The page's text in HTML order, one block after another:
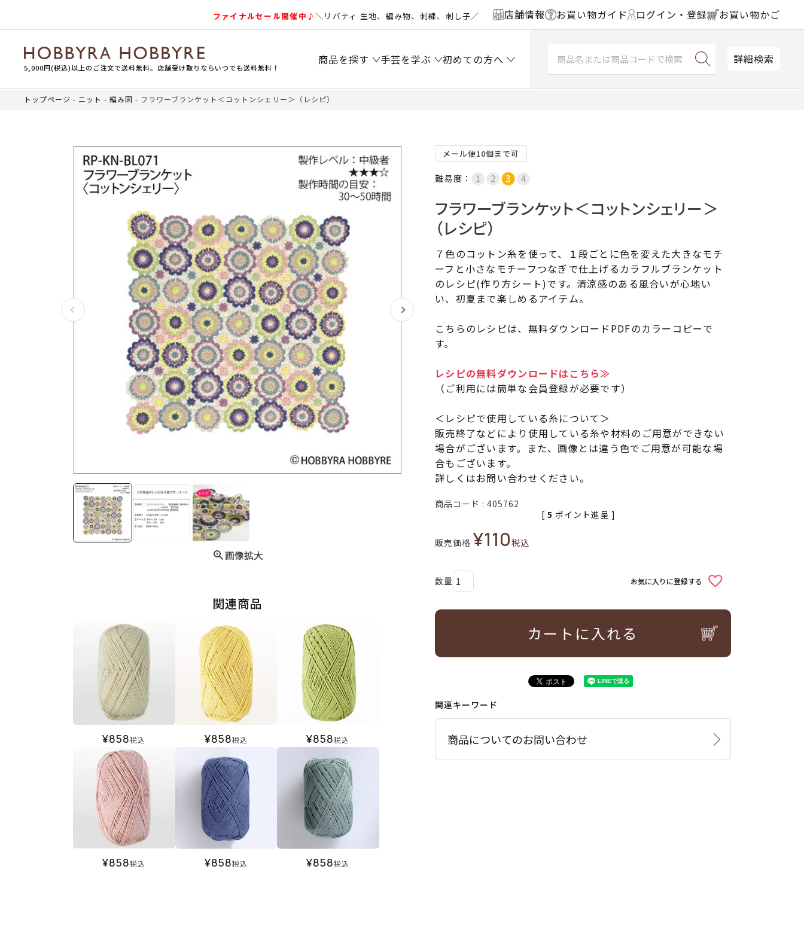
ファイナルセール開催中♪＼リバティ 生地、編み物、刺繍、刺し子／ 店舗情報 お買い物ガイド ログイン・登録 お買い物かご
5,000円(税込)以上のご注文で送料無料。店舗受け取りならいつでも送料無料！
商品を探す 手芸を学ぶ 初めての方へ 詳細検索
トップページ ニット 編み図 フラワーブランケット＜コットンシェリー＞（レシピ）
画像拡大
関連商品
¥858税込 ¥858税込 ¥858税込
¥858税込 ¥858税込 ¥858税込
メール便10個まで可
難易度：
フラワーブランケット＜コットンシェリー＞
（レシピ）
７色のコットン糸を使って、１段ごとに色を変えた大きなモチ
ーフと小さなモチーフつなぎで仕上げるカラフルブランケット
のレシピ(作り方シート)です。清涼感のある風合いが心地い
い、初夏まで楽しめるアイテム。
こちらのレシピは、無料ダウンロードPDFのカラーコピーで
す。
レシピの無料ダウンロードはこちら≫
（ご利用には簡単な会員登録が必要です）
＜レシピで使用している糸について＞
販売終了などにより使用している糸や材料のご用意ができない
場合がございます。また、画像とは違う色でご用意が可能な場
合もございます。
詳しくはお問い合わせください。
商品コード 405762
販売価格 ¥110税込
[ 5 ポイント進呈 ]
お気に入りに登録する
カートに入れる
関連キーワード
商品についてのお問い合わせ